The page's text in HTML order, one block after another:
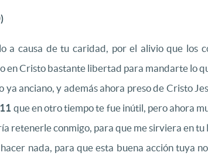
a causa de tu caridad, por el alivio que los
en Cristo bastante libertad para mandarte lo
anciano, y además ahora preso de Cristo
11 que en otro tiempo te fue inútil, pero ahora
retenerle conmigo, para que me sirviera en tu
nada, para que esta buena acción tuya